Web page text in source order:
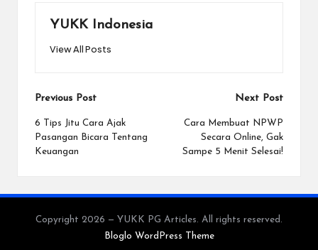
YUKK Indonesia
View All Posts
Post
navigation
Previous Post
6 Tips Jitu Cara Ajak
Pasangan Bicara Tentang
Keuangan
Next Post
Cara Membuat NPWP
Secara Online, Gak
Sampe 5 Menit Selesai!
Copyright 2026 — YUKK PG Articles. All rights reserved.
Bloglo WordPress Theme